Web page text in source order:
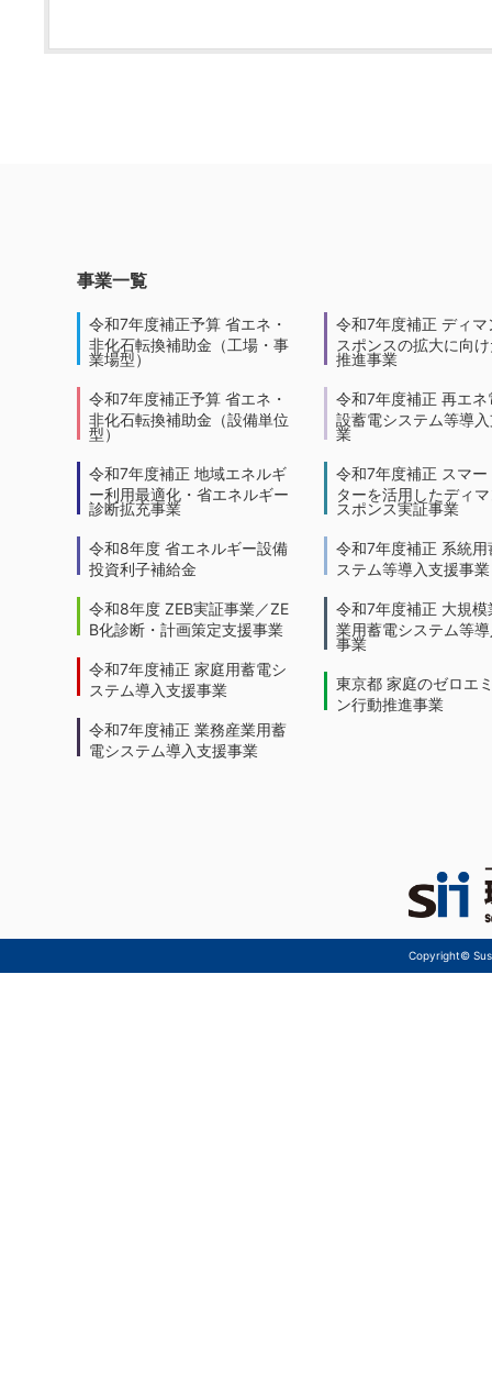
事業一覧
令和7年度補正予算 省エネ・
非化石転換補助金（工場・事
業場型）
令和7年度補正予算 省エネ・
非化石転換補助金（設備単位
型）
令和7年度補正 地域エネルギ
ー利用最適化・省エネルギー
診断拡充事業
令和8年度 省エネルギー設備
投資利子補給金
令和8年度 ZEB実証事業／ZE
B化診断・計画策定支援事業
令和7年度補正 家庭用蓄電シ
ステム導入支援事業
令和7年度補正 業務産業用蓄
電システム導入支援事業
令和7年度補正 ディマ
スポンスの拡大に向
推進事業
令和7年度補正 再エネ
設蓄電システム等導
業
令和7年度補正 スマー
ターを活用したディ
スポンス実証事業
令和7年度補正 系統用
ステム等導入支援事業
令和7年度補正 大規模
業用蓄電システム等
事業
東京都 家庭のゼロエ
ン行動推進事業
Copyright©